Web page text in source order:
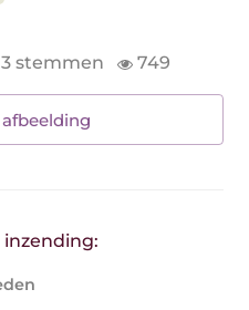
stemmen 749
inzending: